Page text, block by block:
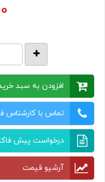
افزودن به سبد
تماس با کارشناس
درخواست پیش
آرشیو قیمت